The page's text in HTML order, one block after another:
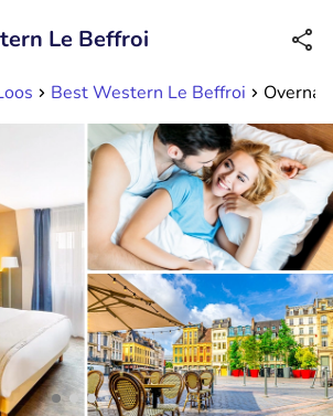
Available until 23:00
Best Western Le Beffroi
Le Beffroi